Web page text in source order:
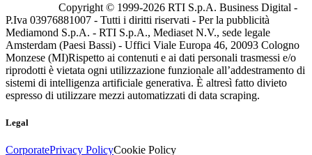
Copyright © 1999-2026 RTI S.p.A. Business Digital -
P.Iva 03976881007 - Tutti i diritti riservati - Per la pubblicità
Mediamond S.p.A. - RTI S.p.A., Mediaset N.V., sede legale
Amsterdam (Paesi Bassi) - Uffici Viale Europa 46, 20093 Cologno
Monzese (MI)Rispetto ai contenuti e ai dati personali trasmessi e/o
riprodotti è vietata ogni utilizzazione funzionale all’addestramento di
sistemi di intelligenza artificiale generativa. È altresì fatto divieto
espresso di utilizzare mezzi automatizzati di data scraping.
Legal
CorporatePrivacy PolicyCookie Policy